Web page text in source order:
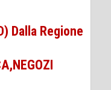
Dalla Regione